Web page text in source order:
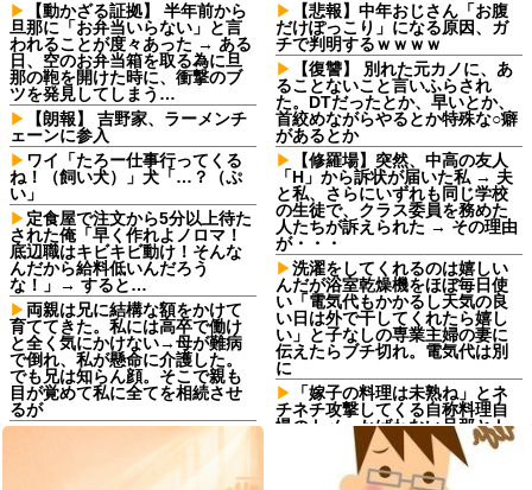
【動かざる証拠】 半年前から
旦那に「お弁当いらない」と言
われることが度々あった → ある
日、空のお弁当箱を取る為に旦
那の鞄を開けた時に、衝撃のブ
ツを発見してしまう…
【朗報】 吉野家、ラーメンチ
ェーンに参入
ワイ「たろー仕事行ってくる
ね！（飼い犬）」犬「…？（ぷ
い」
定食屋で注文から5分以上待た
された俺「早く作れよノロマ！
底辺職はキビキビ動け！そんな
んだから給料低いんだろう
な！」→ すると…
両親は兄に結構な額をかけて
育ててきた。私には高卒で働け
と全く気にかけない→母が難病
で倒れ、私が懸命に介護した。
でも兄は知らん顔。そこで親も
目が覚めて私に全てを相続させ
るが
同期との昼飯。餃子定食の量
が多く食ってもらおうと思った
ら俺の餃子にタレと酢を直接か
【悲報】中年おじさん「お腹
だけぽっこり」になる原因、ガ
チで判明するｗｗｗｗ
【復讐】 別れた元カノに、あ
ることないこと言いふらされ
た。DTだったとか、早いとか、
首絞めながらやるとか特殊な○癖
があるとか
【修羅場】突然、中高の友人
「H」から訴状が届いた私 → 夫
と私、さらにいずれも同じ学校
の生徒で、クラス委員を務めた
人たちが訴えられた → その理由
が・・・
洗濯をしてくれるのは嬉しい
んだが浴室乾燥機をほぼ毎日使
い「電気代もかかるし天気の良
い日は外で干してくれたら嬉し
い」と子なしの専業主婦の妻に
伝えたらブチ切れ。電気代は別
に
「嫁子の料理は未熟ね」とネ
チネチ攻撃してくる自称料理自
慢のトメ。かばわない旦那とト
メの台所を壊滅させるDQN返し
を仕掛けて実家に脱出←かばわ
ない旦那も一緒に痛い目見ろ